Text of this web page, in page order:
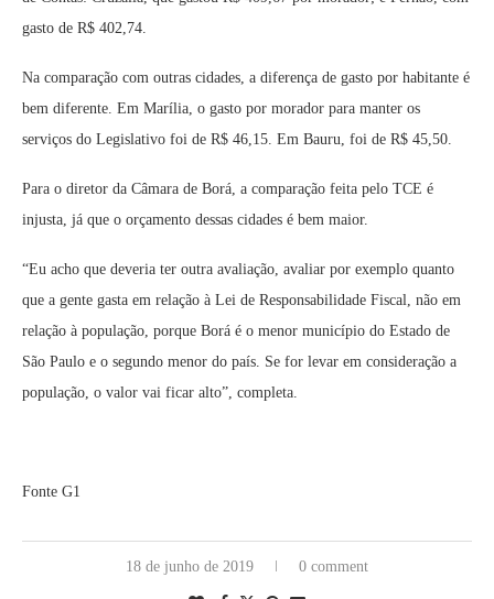
gasto de R$ 402,74.
Na comparação com outras cidades, a diferença de gasto por habitante é
bem diferente. Em Marília, o gasto por morador para manter os
serviços do Legislativo foi de R$ 46,15. Em Bauru, foi de R$ 45,50.
Para o diretor da Câmara de Borá, a comparação feita pelo TCE é
injusta, já que o orçamento dessas cidades é bem maior.
“Eu acho que deveria ter outra avaliação, avaliar por exemplo quanto
que a gente gasta em relação à Lei de Responsabilidade Fiscal, não em
relação à população, porque Borá é o menor município do Estado de
São Paulo e o segundo menor do país. Se for levar em consideração a
população, o valor vai ficar alto”, completa.
Fonte G1
18 de junho de 2019 0 comment